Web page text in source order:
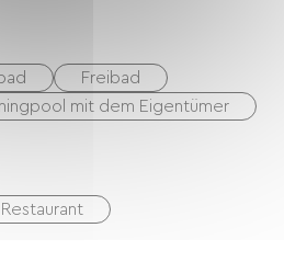
Freibad
mit dem Eigentümer
Restaurant